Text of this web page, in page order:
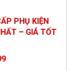
PHỤ KIỆN
– GIÁ TỐT